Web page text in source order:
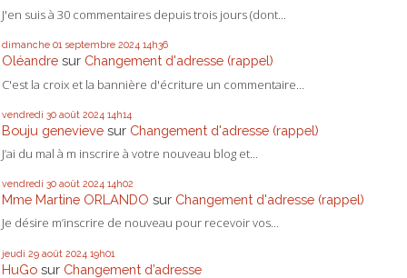
J'en suis à 30 commentaires depuis trois jours (dont...
dimanche 01 septembre 2024 14h36
Oléandre sur Changement d'adresse (rappel)
C'est la croix et la bannière d'écriture un commentaire...
vendredi 30 août 2024 14h14
Bouju genevieve sur Changement d'adresse (rappel)
J’ai du mal à m inscrire à votre nouveau blog et...
vendredi 30 août 2024 14h02
Mme Martine ORLANDO sur Changement d'adresse (rappel)
Je désire m’inscrire de nouveau pour recevoir vos...
jeudi 29 août 2024 19h01
HuGo sur Changement d’adresse